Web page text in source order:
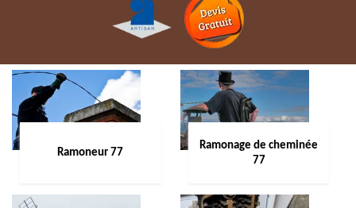
Ramoneur 77
Ramonage de cheminée
77